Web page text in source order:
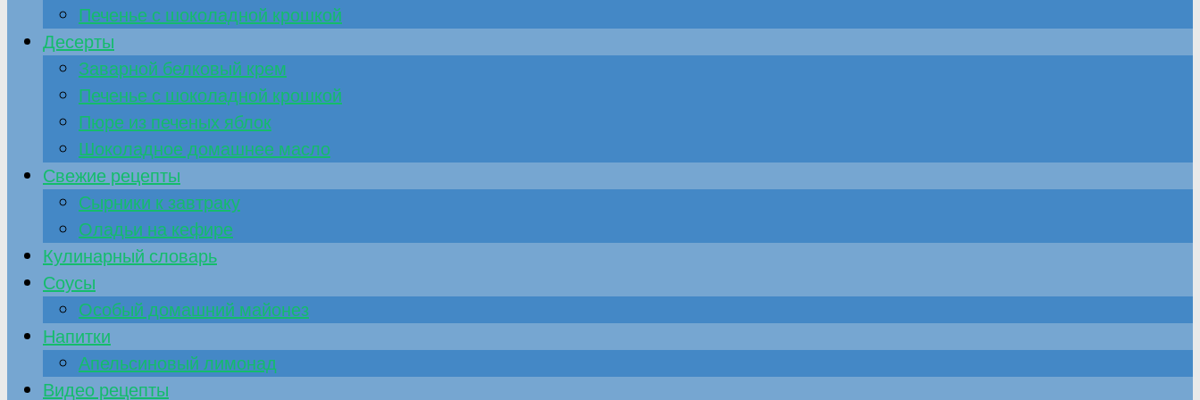
Печенье с шоколадной крошкой
Десерты
Заварной белковый крем
Печенье с шоколадной крошкой
Пюре из печеных яблок
Шоколадное домашнее масло
Свежие рецепты
Сырники к завтраку
Оладьи на кефире
Кулинарный словарь
Соусы
Особый домашний майонез
Напитки
Апельсиновый лимонад
Видео рецепты